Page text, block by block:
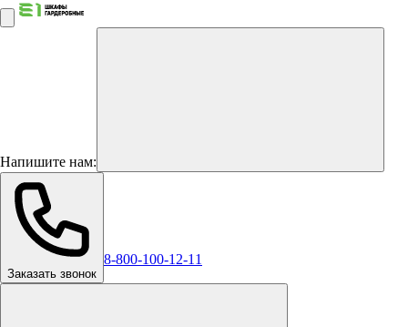
Напишите нам:
Заказать звонок
8-800-100-12-11